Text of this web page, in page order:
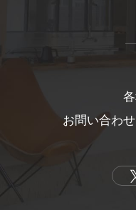
お問い合わ